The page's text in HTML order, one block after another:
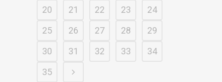
20
21 22 23
24
25
26 27 28
29
30
31 32 33
34
35